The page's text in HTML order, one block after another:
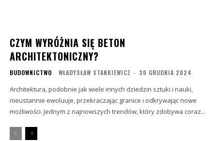
CZYM WYRÓŻNIA SIĘ BETON
ARCHITEKTONICZNY?
BUDOWNICTWO WŁADYSŁAW STANKIEWICZ - 30 GRUDNIA 2024
Architektura, podobnie jak wiele innych dziedzin sztuki i nauki,
nieustannie ewoluuje, przekraczając granice i odkrywając nowe
możliwości. Jednym z najnowszych trendów, który zdobywa coraz...